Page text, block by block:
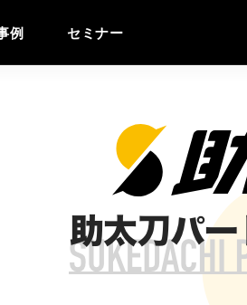
例 セミナー